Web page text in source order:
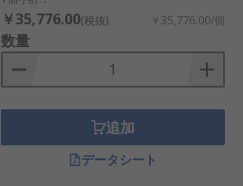
￥35,776.00(税抜) ￥35,776.00/個
数量
追加
データシート